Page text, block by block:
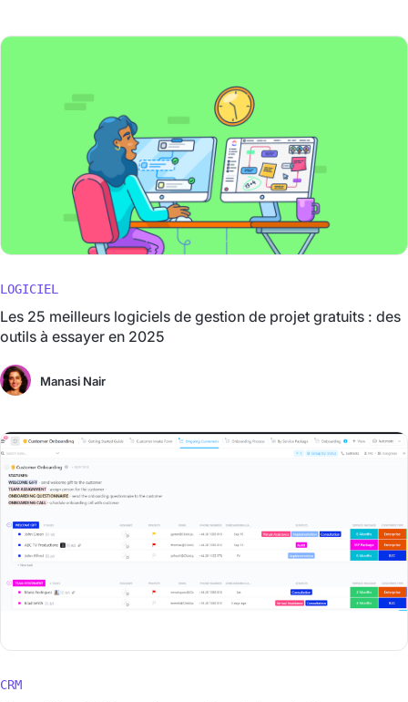
LOGICIEL
Les 25 meilleurs logiciels de gestion de projet gratuits : des
outils à essayer en 2025
Manasi Nair
CRM